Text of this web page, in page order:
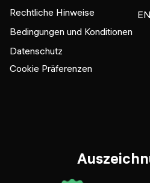
Rechtliche Hinweise
Bedingungen und Konditionen
Datenschutz
Cookie Präferenzen
EN